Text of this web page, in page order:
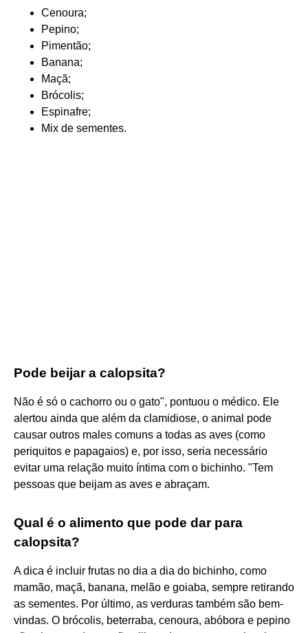
Cenoura;
Pepino;
Pimentão;
Banana;
Maçã;
Brócolis;
Espinafre;
Mix de sementes.
Pode beijar a calopsita?
Não é só o cachorro ou o gato", pontuou o médico. Ele
alertou ainda que além da clamidiose, o animal pode
causar outros males comuns a todas as aves (como
periquitos e papagaios) e, por isso, seria necessário
evitar uma relação muito íntima com o bichinho. "Tem
pessoas que beijam as aves e abraçam.
Qual é o alimento que pode dar para
calopsita?
A dica é incluir frutas no dia a dia do bichinho, como
mamão, maçã, banana, melão e goiaba, sempre retirando
as sementes. Por último, as verduras também são bem-
vindas. O brócolis, beterraba, cenoura, abóbora e pepino